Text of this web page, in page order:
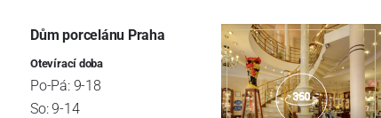
Dům porcelánu Praha
Otevírací doba
Po-Pá: 9-18
So: 9-14